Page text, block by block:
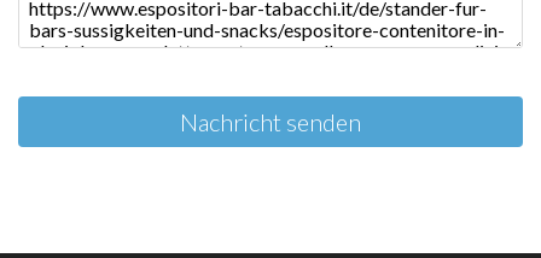
Nachricht senden